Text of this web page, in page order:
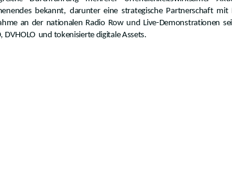
bekannt, darunter eine strategische Partnerschaft
an der nationalen Radio Row und Live-Demonstrationen
, DVHOLO und tokenisierte digitale Assets.